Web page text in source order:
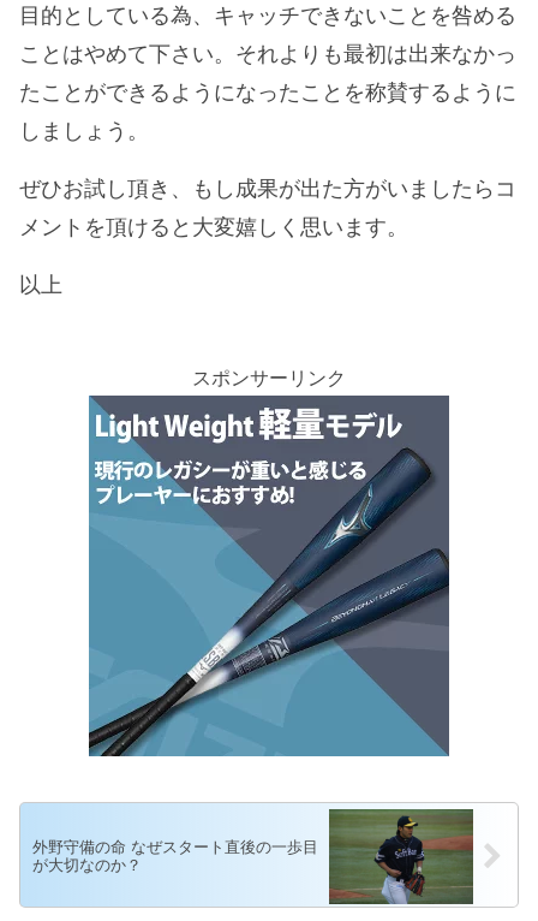
目的としている為、キャッチできないことを咎める
ことはやめて下さい。それよりも最初は出来なかっ
たことができるようになったことを称賛するように
しましょう。
ぜひお試し頂き、もし成果が出た方がいましたらコ
メントを頂けると大変嬉しく思います。
以上
スポンサーリンク
外野守備の命 なぜスタート直後の一歩目
が大切なのか？